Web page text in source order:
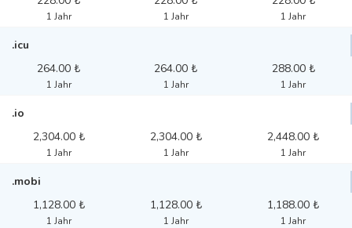
1 Jahr 1 Jahr 1 Jahr
.icu
264.00 ₺
1 Jahr
264.00 ₺
1 Jahr
288.00 ₺
1 Jahr
.io
2,304.00 ₺
1 Jahr
2,304.00 ₺
1 Jahr
2,448.00 ₺
1 Jahr
.mobi
1,128.00 ₺
1 Jahr
1,128.00 ₺
1 Jahr
1,188.00 ₺
1 Jahr